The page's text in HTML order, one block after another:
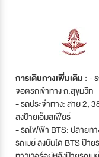
การเดินทางเพิ่มเติม :-
จอดรถเข้าทาง ถ.สุขุมวิท
- รถประจำทาง: สาย 2,
ลงป้ายเอ็มสเฟียร์
- รถไฟฟ้า BTS: ปลายท
รถเมย์ ลงบันได BTS ป้า